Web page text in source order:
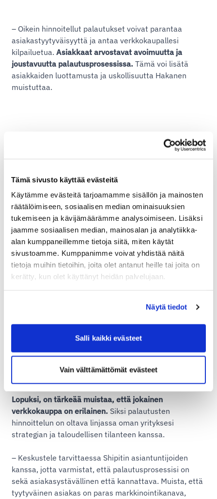
Tämä sivusto käyttää evästeitä
Käytämme evästeitä tarjoamamme sisällön ja mainosten
räätälöimiseen, sosiaalisen median ominaisuuksien
tukemiseen ja kävijämäärämme analysoimiseen. Lisäksi
jaamme sosiaalisen median, mainosalan ja analytiikka-
alan kumppaneillemme tietoja siitä, miten käytät
sivustoamme. Kumppanimme voivat yhdistää näitä
tietoja muihin tietoihin, joita olet antanut heille tai joita on
kerätty, kun olet käyttänyt heidän palvelujaan.
Näytä tiedot
Salli kaikki evästeet
Vain välttämättömät evästeet
– Oikein hinnoitellut palautukset voivat parantaa
asiakastyytyväisyyttä ja antaa verkkokaupallesi
kilpailuetua. Asiakkaat arvostavat avoimuutta ja
joustavuutta palautusprosessissa. Tämä voi lisätä
asiakkaiden luottamusta ja uskollisuutta Hakanen
muistuttaa.
Palautusten hinnoittelu markkinoinnissa
mainostaa esimerkiksi
tilaamalla x.-x. aikana saat mahdolliset toimitus- ja
palautuskulut veloituksetta
tilaamalla x summalla x.-x. aikana saat lähetyskulut
veloituksetta
Mutta tässä kohtaa sinun on tiedostettava, että saatat
katetta itse tuotteesta, mutta muista ettet voi
jatkuvasti pitää kampanjaa käynnissä, ettei
kampanjalta putoa pohja ja asiakkaat tottuvat ilmaisiin
Lopuksi, on tärkeää muistaa, että jokainen
verkkokauppa on erilainen. Siksi palautusten
hinnoittelun on oltava linjassa oman yrityksesi
strategian ja taloudellisen tilanteen kanssa.
– Keskustele tarvittaessa Shipitin asiantuntijoiden
kanssa, jotta varmistat, että palautusprosessisi on
sekä asiakasystävällinen että kannattava. Muista, että
tyytyväinen asiakas on paras markkinointikanava,